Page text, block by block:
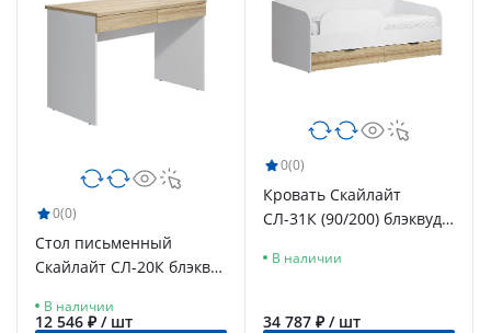
0(0)
Стол письменный
Скайлайт СЛ-20К блэквуд
В наличии
12 546 ₽ / шт
0(0)
Кровать Скайлайт
СЛ-31К (90/200) блэквуд
В наличии
34 787 ₽ / шт